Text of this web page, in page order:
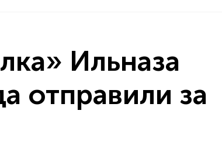
Ильназа
отправили за